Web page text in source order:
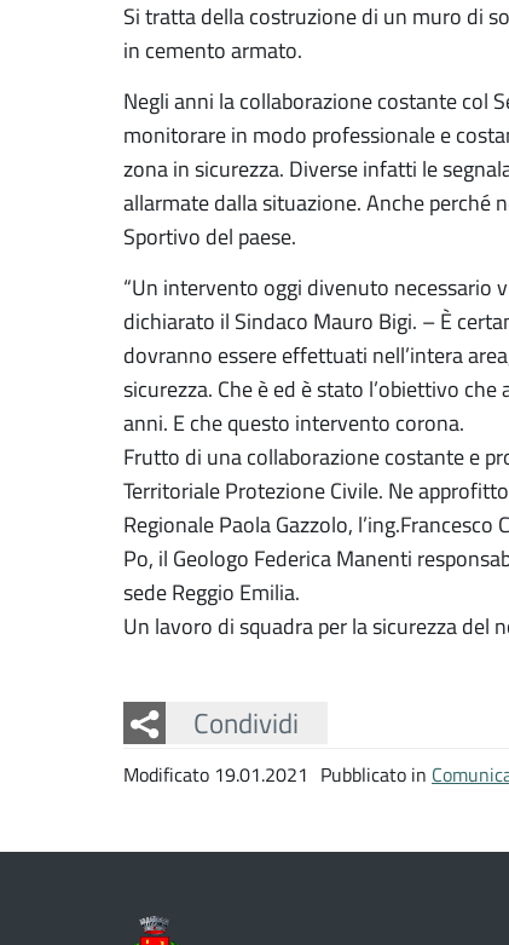
Si tratta della costruzione di un muro di
in cemento armato.
Negli anni la collaborazione costante col
monitorare in modo professionale e
zona in sicurezza. Diverse infatti le
allarmate dalla situazione. Anche perché
Sportivo del paese.
“Un intervento oggi divenuto necessario
dichiarato il Sindaco Mauro Bigi. – È
dovranno essere effettuati nell’intera
sicurezza. Che è ed è stato l’obiettivo
anni. E che questo intervento corona.
Frutto di una collaborazione costante e
Territoriale Protezione Civile. Ne
Regionale Paola Gazzolo,
Po, il Geologo Federica Manenti
sede Reggio Emilia.
Un lavoro di squadra per la sicurezza del
Condividi
Facebook
Twitter
Whatsapp
Modificato 19.01.2021 Pubblicato in